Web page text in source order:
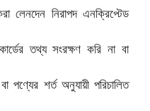
নিরাপদ এনক্রিপ্টেড
তথ্য সংরক্ষণ করি না বা
বা পণ্যের শর্ত অনুযায়ী পরিচালিত